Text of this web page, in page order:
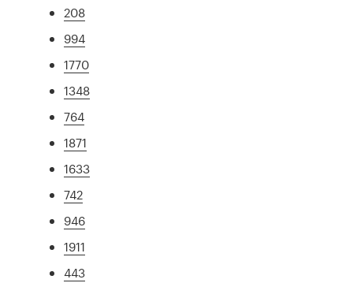
208
994
1770
1348
764
1871
1633
742
946
1911
443